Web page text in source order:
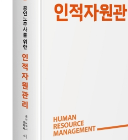
인적자원관리 54
달성을 위한 전략과 인적자원관리 56
원관리부서의 역할변화 59
태프 역할의 중요성 59
태프의 역할모형-울리히(Ulrich) 59
리 부서 역할의 진화 61
원 정보시스템과 e-HRM 62
원 정보시스템에 대한 이해 62
에 대한 이해 65
Human Resource